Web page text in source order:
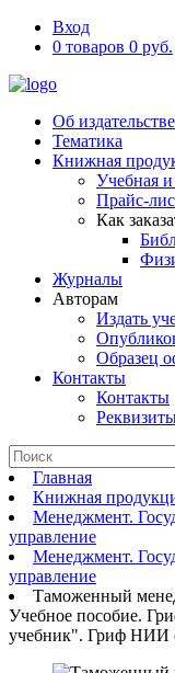
Вход
0 товаров 0 руб.
Об издательстве
Тематика
Книжная
Учебная и
Прайс-
Как
Журналы
Авторам
Издать
Образец
Контакты
Контакты
Главная
Книжная
Менеджмент.
управление
Менеджмент.
управление
Таможенный
Учебное пособие.
учебник". Гриф НИИ